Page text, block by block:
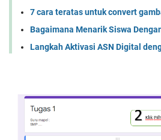
7 cara teratas untuk convert
Bagaimana Menarik Siswa
Langkah Aktivasi ASN Digital